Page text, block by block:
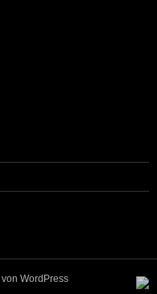
WordPress